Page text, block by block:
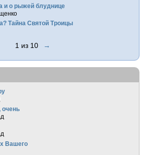
и о рыжей блуднице
Тайна Святой Троицы
1 из 10 →
очень
Вашего